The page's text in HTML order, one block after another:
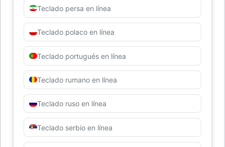
Teclado persa en línea
Teclado polaco en línea
Teclado portugués en línea
Teclado rumano en línea
Teclado ruso en línea
Teclado serbio en línea